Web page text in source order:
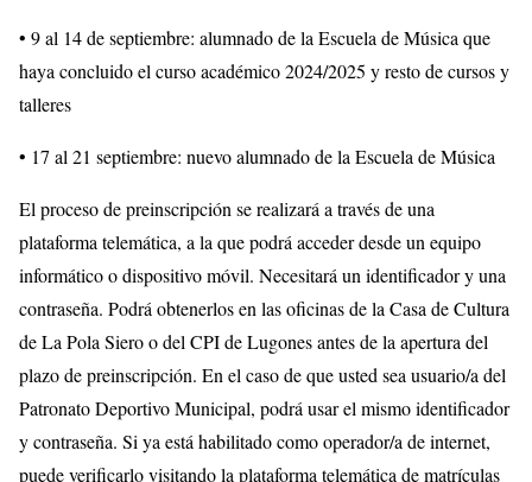
• 9 al 14 de septiembre: alumnado de la Escuela de Música que
haya concluido el curso académico 2024/2025 y resto de cursos y
talleres
• 17 al 21 septiembre: nuevo alumnado de la Escuela de Música
El proceso de preinscripción se realizará a través de una
plataforma telemática, a la que podrá acceder desde un equipo
informático o dispositivo móvil. Necesitará un identificador y una
contraseña. Podrá obtenerlos en las oficinas de la Casa de Cultura
de La Pola Siero o del CPI de Lugones antes de la apertura del
plazo de preinscripción. En el caso de que usted sea usuario/a del
Patronato Deportivo Municipal, podrá usar el mismo identificador
y contraseña. Si ya está habilitado como operador/a de internet,
puede verificarlo visitando la plataforma telemática de matrículas